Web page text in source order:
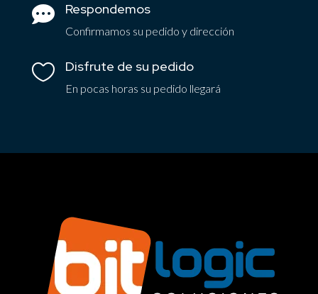
 Respondemos
Confirmamos su pedido y dirección
 Disfrute de su pedido
En pocas horas su pedido llegará